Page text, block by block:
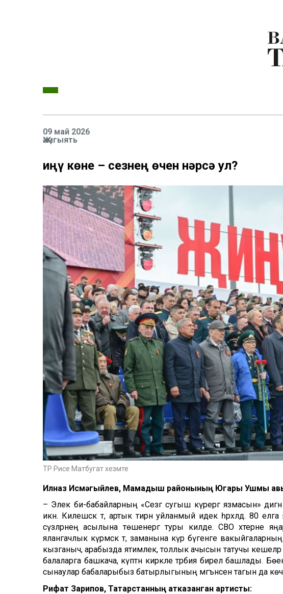
09 май 2026
Җәмгыять
Җиңү көне – сезнең өчен нәрсә ул?
ТР Рәисе Матбугат хезмәте
Илназ Исмәгыйлев, Мамадыш районының Югары Ушмы
– Элек әби-бабайларның «Сезгә сугыш күрергә язмасын» дигән
икән. Килешсәк тә, артык тирән уйланмый идек һәрхәлдә. 80
сүзләрнең асылына төшенергә туры килде. СВО хәтерне
ялангачлык күрмәсәк тә, заманына күрә бүгенге
кызганыч, арабызда ятимлек, толлык ачысын татучы кешеләр
балаларга башкача, күптән кирәкле тәрбия бирелә башлады.
сынаулар бабаларыбыз батырлыгының мәгънәсен тагын да
Рифат Зарипов, Татарстанның атказанган артисты: